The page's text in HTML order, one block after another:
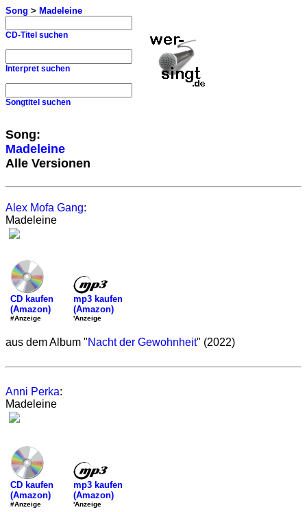
Song > Madeleine
CD-Titel suchen
Interpret suchen
Songtitel suchen
Song:
Madeleine
Alle Versionen
Alex Mofa Gang:
Madeleine
CD kaufen
(Amazon)
#Anzeige
mp3 kaufen
(Amazon)
'Anzeige
aus dem Album "Nacht der Gewohnheit" (2022)
Anni Perka:
Madeleine
CD kaufen
(Amazon)
#Anzeige
mp3 kaufen
(Amazon)
'Anzeige